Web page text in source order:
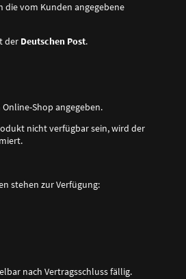
die vom Kunden angegebene
der Deutschen Post.
Shop angegeben.
nicht verfügbar sein, wird der
stehen zur Verfügung:
nach Vertragsschluss fällig.